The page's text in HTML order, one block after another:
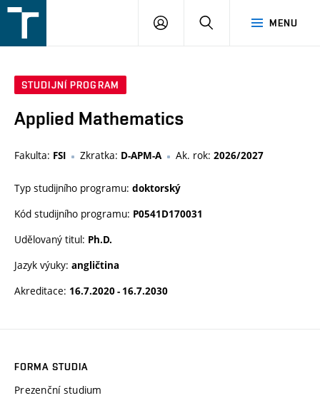
v
MENU
PŘIHLÁŠENÍ
STUDIJNÍ PROGRAM
Applied Mathematics
Fakulta: FSI Zkratka: D-APM-A Ak. rok: 2026/2027
Typ studijního programu: doktorský
Kód studijního programu: P0541D170031
Udělovaný titul: Ph.D.
Jazyk výuky: angličtina
Akreditace: 16.7.2020 - 16.7.2030
FORMA STUDIA
Prezenční studium